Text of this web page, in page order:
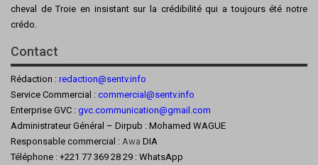
cheval de Troie en insistant sur la crédibilité qui a toujours été notre
crédo.
Contact
Rédaction : redaction@sentv.info
Service Commercial : commercial@sentv.info
Enterprise GVC : gvc.communication@gmail.com
Administrateur Général – Dirpub : Mohamed WAGUE
Responsable commercial : Awa DIA
Téléphone : +221 77 369 28 29 : WhatsApp